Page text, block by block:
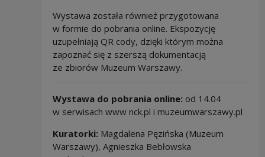
Wystawa została również przygotowana
w formie do pobrania online. Ekspozycję
uzupełniają QR cody, dzięki którym można
zapoznać się z szerszą dokumentacją
ze zbiorów Muzeum Warszawy.
Wystawa do pobrania online: od 14.04
w serwisach www nck.pl i muzeumwarszawy.pl
Kuratorki: Magdalena Pęzińska (Muzeum
Warszawy), Agnieszka Bebłowska